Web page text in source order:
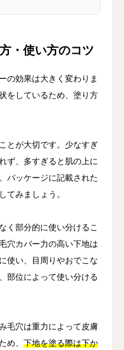
・使い方のコツ
の効果は大きく変わりま
をしているため、塗り方
とが大切です。少なすぎ
ず、多すぎると肌の上に
パッケージに記載された
てみましょう。
く部分的に使い分けるこ
穴カバー力の高い下地は
使い、目周りやおでこな
部位によって使い分ける
毛穴は重力によって皮膚
め、 下地を塗る際は下か